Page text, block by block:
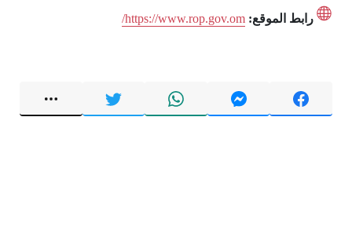
رابط الموقع: https://www.rop.gov.om/